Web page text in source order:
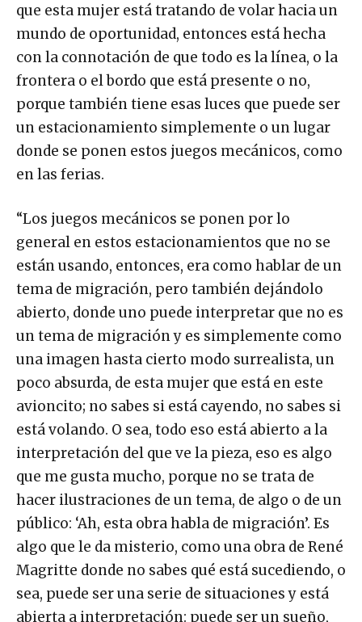
que esta mujer está tratando de volar hacia un
mundo de oportunidad, entonces está hecha
con la connotación de que todo es la línea, o la
frontera o el bordo que está presente o no,
porque también tiene esas luces que puede ser
un estacionamiento simplemente o un lugar
donde se ponen estos juegos mecánicos, como
en las ferias.
“Los juegos mecánicos se ponen por lo
general en estos estacionamientos que no se
están usando, entonces, era como hablar de un
tema de migración, pero también dejándolo
abierto, donde uno puede interpretar que no es
un tema de migración y es simplemente como
una imagen hasta cierto modo surrealista, un
poco absurda, de esta mujer que está en este
avioncito; no sabes si está cayendo, no sabes si
está volando. O sea, todo eso está abierto a la
interpretación del que ve la pieza, eso es algo
que me gusta mucho, porque no se trata de
hacer ilustraciones de un tema, de algo o de un
público: ‘Ah, esta obra habla de migración’. Es
algo que le da misterio, como una obra de René
Magritte donde no sabes qué está sucediendo, o
sea, puede ser una serie de situaciones y está
abierta a interpretación: puede ser un sueño,